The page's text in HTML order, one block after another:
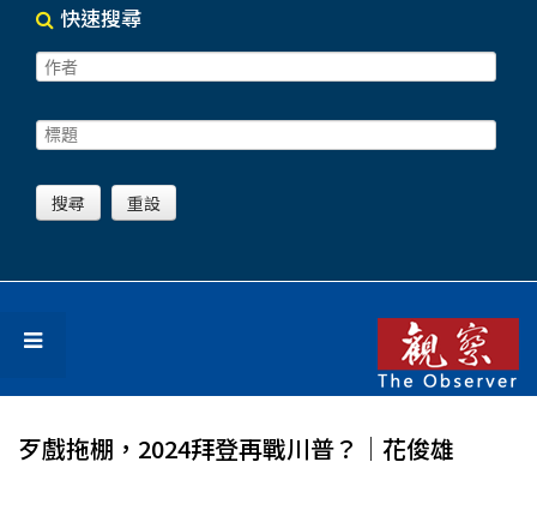
快速搜尋
歹戲拖棚，2024拜登再戰川普？│花俊雄